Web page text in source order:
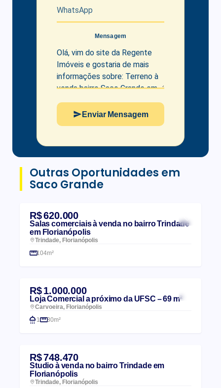
Mensagem
Enviar Mensagem
Outras Oportunidades em
Saco Grande
R$ 620.000
Salas comerciais à venda no bairro Trindade
em Florianópolis
Trindade, Florianópolis
104m²
R$ 1.000.000
Loja Comercial a próximo da UFSC – 69 m²
Carvoeira, Florianópolis
1
30m²
R$ 748.470
Studio à venda no bairro Trindade em
Florianópolis
Trindade, Florianópolis